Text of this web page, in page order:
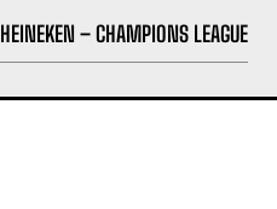
HEINEKEN – CHAMPIONS LEAGUE